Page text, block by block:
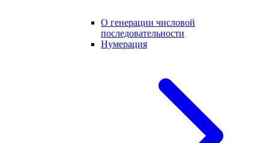
О генерации числовой
последовательности
Нумерация